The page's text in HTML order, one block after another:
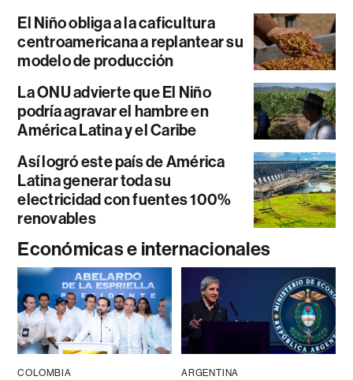
El Niño obliga a la caficultura
centroamericana a replantear su
modelo de producción
La ONU advierte que El Niño
podría agravar el hambre en
América Latina y el Caribe
Así logró este país de América
Latina generar toda su
electricidad con fuentes 100%
renovables
Económicas e internacionales
COLOMBIA ARGENTINA